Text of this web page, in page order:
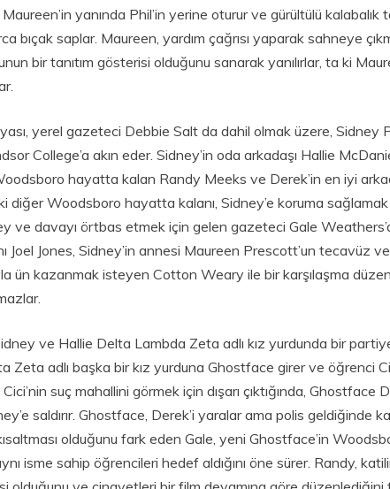
yanında Phil’in yerine oturur ve gürültülü
bıçak saplar. Maureen, yardım çağrısı yaparak sahneye
bir tanıtım gösterisi olduğunu sanarak yanılırlar, ta ki
yerel gazeteci Debbie Salt da dahil olmak üzere, Sidney
College’a akın eder. Sidney’in oda arkadaşı Hallie
hayatta kalan Randy Meeks ve Derek’in en iyi
diğer Woodsboro hayatta kalanı, Sidney’e koruma
ve davayı örtbas etmek için gelen gazeteci Gale
Joel Jones, Sidney’in annesi Maureen Prescott’un tecavüz
ün kazanmak isteyen Cotton Weary ile bir karşılaşma
ve Hallie Delta Lambda Zeta adlı kız yurdunda bir partiye
Zeta adlı başka bir kız yurduna Ghostface girer ve öğrenci
Cici’nin suç mahallini görmek için dışarı çıktığında,
saldırır. Ghostface, Derek’i yaralar ama polis geldiğinde
olduğunu fark eden Gale, yeni Ghostface’in
isme sahip öğrencileri hedef aldığını öne sürer. Randy,